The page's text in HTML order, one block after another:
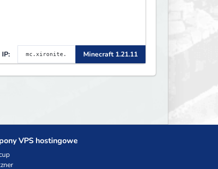
IP: Minecraft 1.21.11
VPS hostingowe